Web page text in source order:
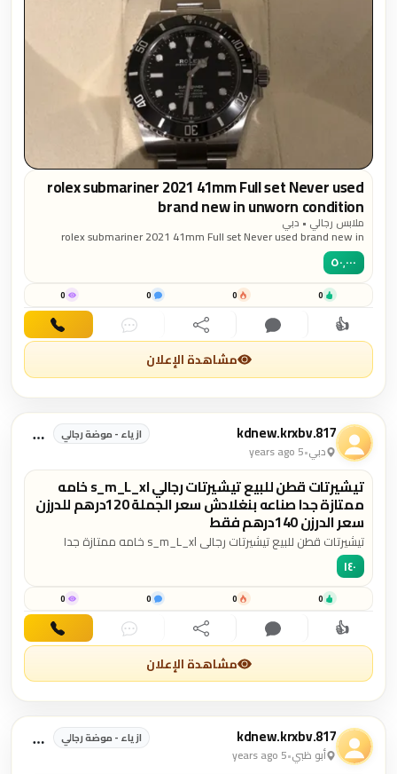
rolex submariner 2021 41mm Full set Never used
brand new in unworn condition
ملابس رجالي • دبي
rolex submariner 2021 41mm Full set Never used brand new in
unworn condition
٥٠٬٠٠٠
0
0
0
0
👍اهتمام تعليق مشاركة دردشة اتصال
مشاهدة الإعلان
kdnew.krxbv.817
دبي•
5 years ago
ازياء - موضة رجالي
تيشيرتات قطن للبيع تيشيرتات رجالي s_m_L_xl خامه
ممتازة جدا صناعه بنغلادش سعر الجملة 120درهم للدرزن
سعر الدرزن 140درهم فقط
تيشيرتات قطن للبيع تيشيرتات رجالي s_m_L_xl خامه ممتازة جدا
فقط
١٤٠
0
0
0
0
👍اهتمام تعليق مشاركة دردشة اتصال
مشاهدة الإعلان
kdnew.krxbv.817
أبو ظبي•
5 years ago
ازياء - موضة رجالي